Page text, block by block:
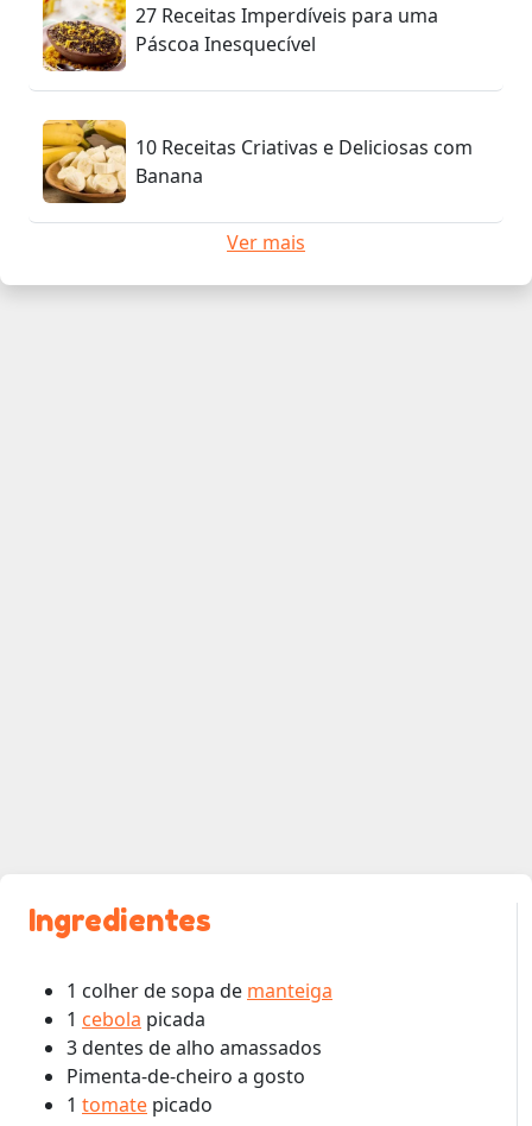
27 Receitas Imperdíveis para uma
Páscoa Inesquecível
10 Receitas Criativas e Deliciosas com
Banana
Ver mais
Ingredientes
1 colher de sopa de manteiga
1 cebola picada
3 dentes de alho amassados
Pimenta-de-cheiro a gosto
1 tomate picado